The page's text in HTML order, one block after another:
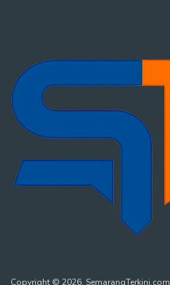
Copyright © 2026. SemarangTerkini.com